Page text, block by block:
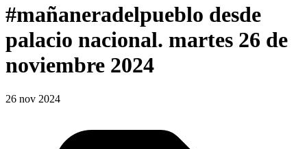
#mañaneradelpueblo desde
palacio nacional. martes 26 de
noviembre 2024
26 nov 2024